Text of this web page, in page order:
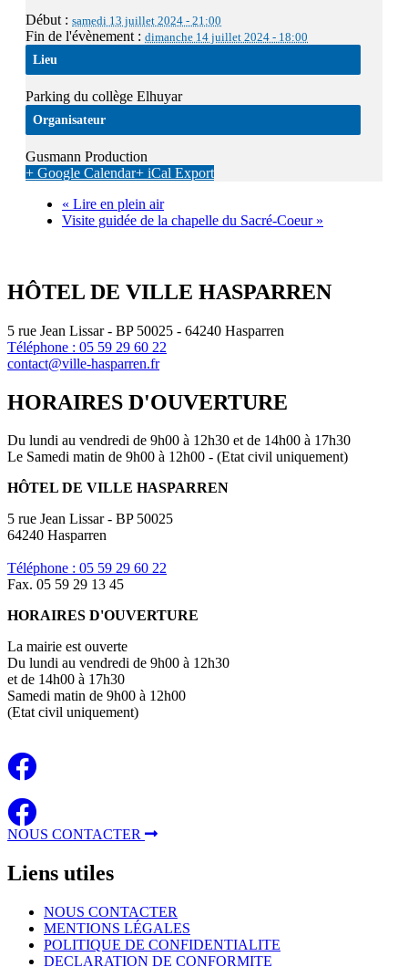
Début : samedi 13 juillet 2024 - 21:00
Fin de l'évènement : dimanche 14 juillet 2024 - 18:00
Lieu
Parking du collège Elhuyar
Organisateur
Gusmann Production
+ Google Calendar+ iCal Export
« Lire en plein air
Visite guidée de la chapelle du Sacré-Coeur »
HÔTEL DE VILLE HASPARREN
5 rue Jean Lissar - BP 50025 - 64240 Hasparren
Téléphone : 05 59 29 60 22
contact@ville-hasparren.fr
HORAIRES D'OUVERTURE
Du lundi au vendredi de 9h00 à 12h30 et de 14h00 à 17h30
Le Samedi matin de 9h00 à 12h00 - (Etat civil uniquement)
HÔTEL DE VILLE HASPARREN
5 rue Jean Lissar - BP 50025
64240 Hasparren
Téléphone : 05 59 29 60 22
Fax. 05 59 29 13 45
HORAIRES D'OUVERTURE
La mairie est ouverte
Du lundi au vendredi de 9h00 à 12h30
et de 14h00 à 17h30
Samedi matin de 9h00 à 12h00
(Etat civil uniquement)
NOUS CONTACTER
Liens utiles
NOUS CONTACTER
MENTIONS LÉGALES
POLITIQUE DE CONFIDENTIALITE
DECLARATION DE CONFORMITE